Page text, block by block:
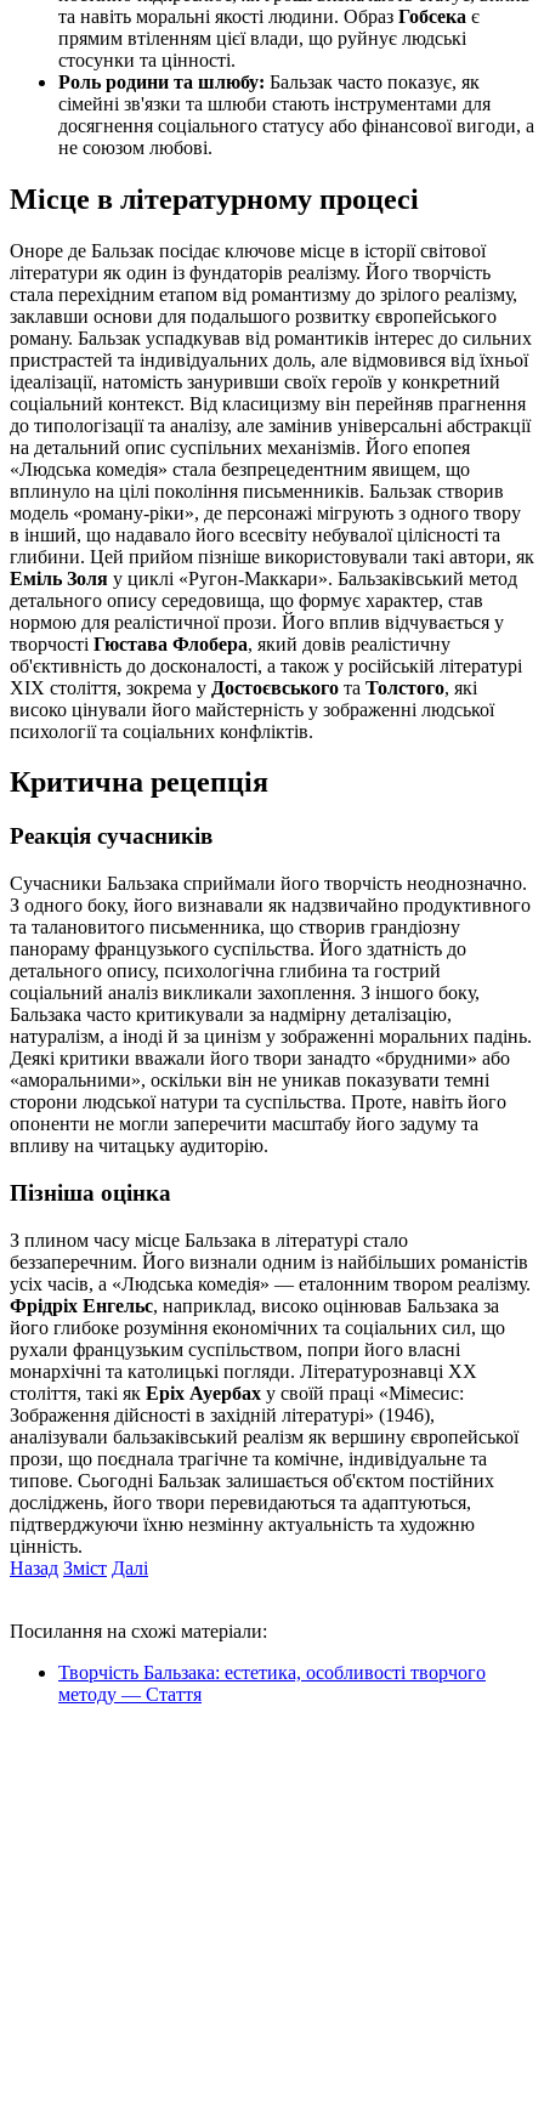
та навіть моральні якості людини. Образ Гобсека є
прямим втіленням цієї влади, що руйнує людські
стосунки та цінності.
Роль родини та шлюбу: Бальзак часто показує, як
сімейні зв'язки та шлюби стають інструментами для
досягнення соціального статусу або фінансової вигоди, а
не союзом любові.
Місце в літературному процесі
Оноре де Бальзак посідає ключове місце в історії світової
літератури як один із фундаторів реалізму. Його творчість
стала перехідним етапом від романтизму до зрілого реалізму,
заклавши основи для подальшого розвитку європейського
роману. Бальзак успадкував від романтиків інтерес до сильних
пристрастей та індивідуальних доль, але відмовився від їхньої
ідеалізації, натомість зануривши своїх героїв у конкретний
соціальний контекст. Від класицизму він перейняв прагнення
до типологізації та аналізу, але замінив універсальні абстракції
на детальний опис суспільних механізмів. Його епопея
«Людська комедія» стала безпрецедентним явищем, що
вплинуло на цілі покоління письменників. Бальзак створив
модель «роману-ріки», де персонажі мігрують з одного твору
в інший, що надавало його всесвіту небувалої цілісності та
глибини. Цей прийом пізніше використовували такі автори, як
Еміль Золя у циклі «Ругон-Маккари». Бальзаківський метод
детального опису середовища, що формує характер, став
нормою для реалістичної прози. Його вплив відчувається у
творчості Гюстава Флобера, який довів реалістичну
об'єктивність до досконалості, а також у російській літературі
XIX століття, зокрема у Достоєвського та Толстого, які
високо цінували його майстерність у зображенні людської
психології та соціальних конфліктів.
Критична рецепція
Реакція сучасників
Сучасники Бальзака сприймали його творчість неоднозначно.
З одного боку, його визнавали як надзвичайно продуктивного
та талановитого письменника, що створив грандіозну
панораму французького суспільства. Його здатність до
детального опису, психологічна глибина та гострий
соціальний аналіз викликали захоплення. З іншого боку,
Бальзака часто критикували за надмірну деталізацію,
натуралізм, а іноді й за цинізм у зображенні моральних падінь.
Деякі критики вважали його твори занадто «брудними» або
«аморальними», оскільки він не уникав показувати темні
сторони людської натури та суспільства. Проте, навіть його
опоненти не могли заперечити масштабу його задуму та
впливу на читацьку аудиторію.
Пізніша оцінка
З плином часу місце Бальзака в літературі стало
беззаперечним. Його визнали одним із найбільших романістів
усіх часів, а «Людська комедія» — еталонним твором реалізму.
Фрідріх Енгельс, наприклад, високо оцінював Бальзака за
його глибоке розуміння економічних та соціальних сил, що
рухали французьким суспільством, попри його власні
монархічні та католицькі погляди. Літературознавці XX
століття, такі як Еріх Ауербах у своїй праці «Мімесис:
Зображення дійсності в західній літературі» (1946),
аналізували бальзаківський реалізм як вершину європейської
прози, що поєднала трагічне та комічне, індивідуальне та
типове. Сьогодні Бальзак залишається об'єктом постійних
досліджень, його твори перевидаються та адаптуються,
підтверджуючи їхню незмінну актуальність та художню
цінність.
Назад Зміст Далі
Посилання на схожі матеріали:
Творчість Бальзака: естетика, особливості творчого
методу — Стаття